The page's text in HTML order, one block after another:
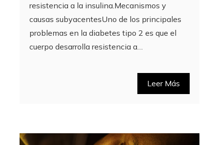
resistencia a la insulina.Mecanismos y
causas subyacentesUno de los principales
problemas en la diabetes tipo 2 es que el
cuerpo desarrolla resistencia a…
Leer Más